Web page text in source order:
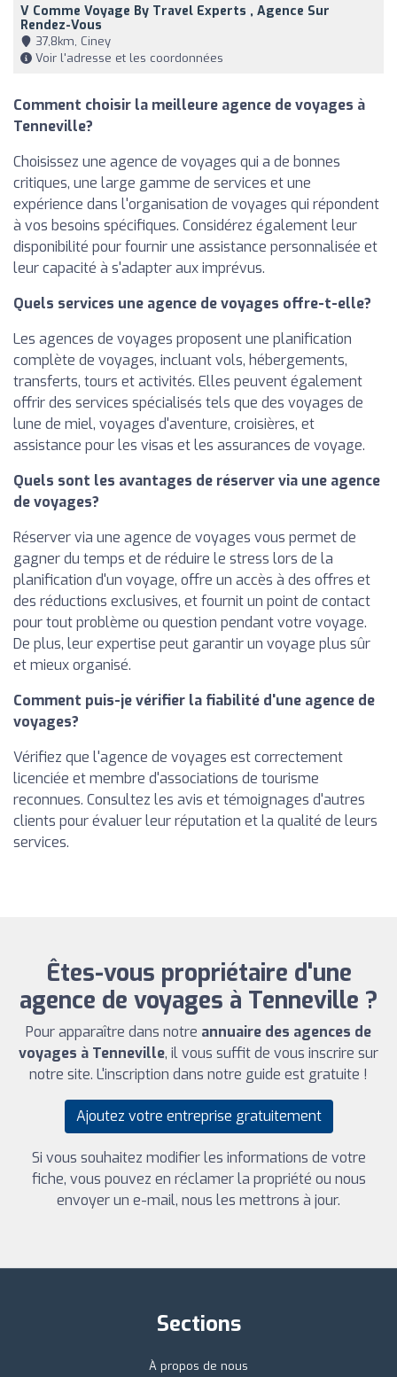
V Comme Voyage By Travel Experts , Agence Sur
Rendez-Vous
37,8km, Ciney
Voir l'adresse et les coordonnées
Comment choisir la meilleure agence de voyages à
Tenneville?
Choisissez une agence de voyages qui a de bonnes
critiques, une large gamme de services et une
expérience dans l'organisation de voyages qui répondent
à vos besoins spécifiques. Considérez également leur
disponibilité pour fournir une assistance personnalisée et
leur capacité à s'adapter aux imprévus.
Quels services une agence de voyages offre-t-elle?
Les agences de voyages proposent une planification
complète de voyages, incluant vols, hébergements,
transferts, tours et activités. Elles peuvent également
offrir des services spécialisés tels que des voyages de
lune de miel, voyages d'aventure, croisières, et
assistance pour les visas et les assurances de voyage.
Quels sont les avantages de réserver via une agence
de voyages?
Réserver via une agence de voyages vous permet de
gagner du temps et de réduire le stress lors de la
planification d'un voyage, offre un accès à des offres et
des réductions exclusives, et fournit un point de contact
pour tout problème ou question pendant votre voyage.
De plus, leur expertise peut garantir un voyage plus sûr
et mieux organisé.
Comment puis-je vérifier la fiabilité d'une agence de
voyages?
Vérifiez que l'agence de voyages est correctement
licenciée et membre d'associations de tourisme
reconnues. Consultez les avis et témoignages d'autres
clients pour évaluer leur réputation et la qualité de leurs
services.
Êtes-vous propriétaire d'une
agence de voyages à Tenneville ?
Pour apparaître dans notre annuaire des agences de
voyages à Tenneville, il vous suffit de vous inscrire sur
notre site. L'inscription dans notre guide est gratuite !
Ajoutez votre entreprise gratuitement
Si vous souhaitez modifier les informations de votre
fiche, vous pouvez en réclamer la propriété ou nous
envoyer un e-mail, nous les mettrons à jour.
Sections
À propos de nous